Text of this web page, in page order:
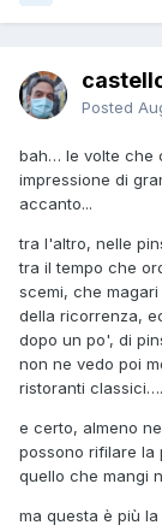
Posted
bah… le volte che
impressione di
accanto...
tra l'altro, nelle
tra il tempo che
scemi, che
della ricorrenza,
dopo un po', di
non ne vedo poi
ristoranti classici….
e certo, almeno
possono rifilare la
quello che mangi
ma questa è più